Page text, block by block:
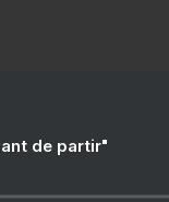
de partir"